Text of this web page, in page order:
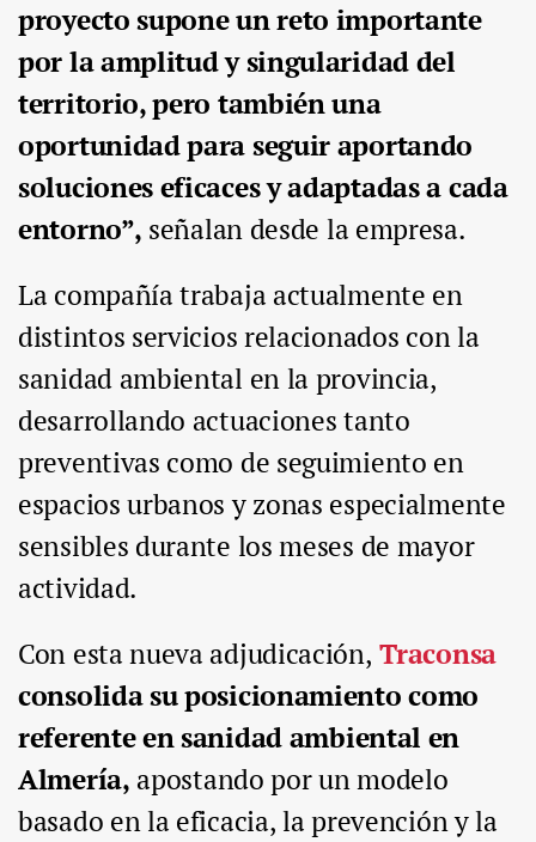
proyecto supone un reto importante
por la amplitud y singularidad del
territorio, pero también una
oportunidad para seguir aportando
soluciones eficaces y adaptadas a cada
entorno”, señalan desde la empresa.
La compañía trabaja actualmente en
distintos servicios relacionados con la
sanidad ambiental en la provincia,
desarrollando actuaciones tanto
preventivas como de seguimiento en
espacios urbanos y zonas especialmente
sensibles durante los meses de mayor
actividad.
Con esta nueva adjudicación, Traconsa
consolida su posicionamiento como
referente en sanidad ambiental en
Almería, apostando por un modelo
basado en la eficacia, la prevención y la